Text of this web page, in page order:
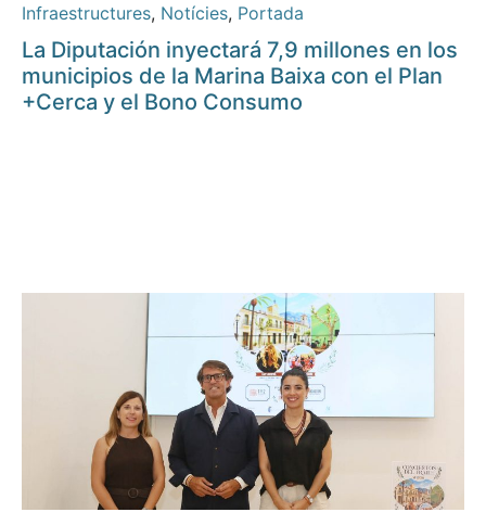
Infraestructures, Notícies, Portada
La Diputación inyectará 7,9 millones en los
municipios de la Marina Baixa con el Plan
+Cerca y el Bono Consumo